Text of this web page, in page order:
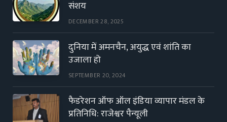
संशय
DECEMBER 28, 2025
दुनिया में अमनचैन, अयुद्ध एवं शांति का
उजाला हो
SEPTEMBER 20, 2024
फैडरेशन ऑफ ऑल इंडिया व्यापार मंडल के
प्रतिनिधि: राजेश्वर पैन्यूली